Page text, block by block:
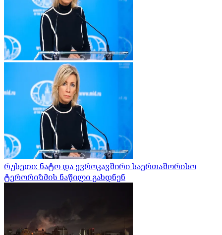
რუსეთი: ნატო და ევროკავშირი საერთაშორისო
ტერორიზმის ნაწილი გახდნენ